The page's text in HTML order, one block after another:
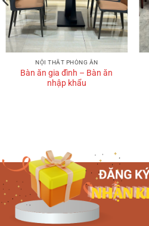
NỘI THẤT PHÒNG ĂN
Bàn ăn gia đình – Bàn ăn
nhập khẩu